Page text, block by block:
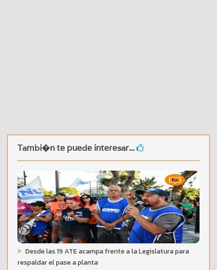
Tambi�n te puede interesar...
Desde las 19 ATE acampa frente a la Legislatura para
respaldar el pase a planta